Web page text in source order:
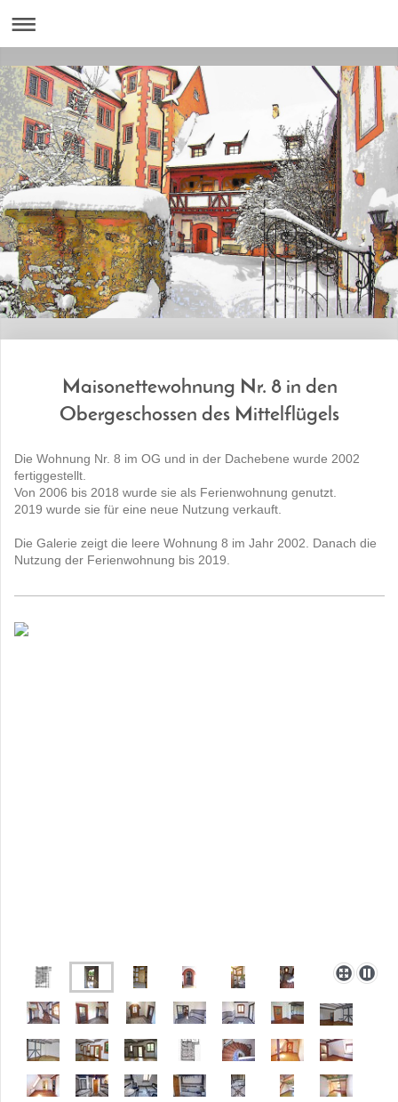
Maisonettewohnung Nr. 8 in den
Obergeschossen des Mittelflügels
Die Wohnung Nr. 8 im OG und in der Dachebene wurde 2002
fertiggestellt.
Von 2006 bis 2018 wurde sie als Ferienwohnung genutzt.
2019 wurde sie für eine neue Nutzung verkauft.
Die Galerie zeigt die leere Wohnung 8 im Jahr 2002. Danach die
Nutzung der Ferienwohnung bis 2019.